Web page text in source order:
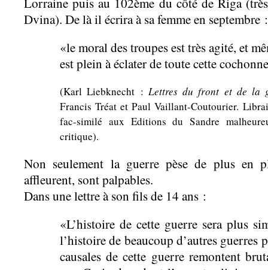
Dvina). De là il écrira à sa femme en septembre :
«le moral des troupes est très agité, et
est plein à éclater de toute cette
(Karl Liebknecht :Lettres du front et de la
Francis Tréat et Paul Vaillant-Coutourier.
fac-similé aux Editions du Sandre
critique).
Non seulement la guerre pèse de plus en
affleurent, sont palpables.
Dans une lettre à son fils de 14 ans :
«L’histoire de cette guerre sera plus
l’histoire de beaucoup d’autres guerres
causales de cette guerre remontent